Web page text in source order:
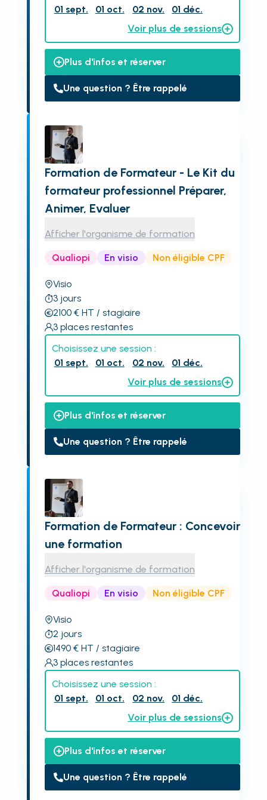
01 sept.
01 oct. 02 nov.
01 déc.
Voir plus de sessions
Plus d'infos et réserver
Une question ? Être rappelé
Formation de Formateur - Le Kit du
formateur professionnel Préparer,
Animer, Evaluer
Afficher l'organisme de formation
Qualiopi En visio Non éligible CPF
Visio
3 jours
2100€ HT / stagiaire
3 places restantes
Choisissez une session :
01 sept.
01 oct. 02 nov.
01 déc.
Voir plus de sessions
Plus d'infos et réserver
Une question ? Être rappelé
Formation de Formateur : Concevoir
une formation
Afficher l'organisme de formation
Qualiopi En visio Non éligible CPF
Visio
2 jours
1490€ HT / stagiaire
3 places restantes
Choisissez une session :
01 sept.
01 oct. 02 nov.
01 déc.
Voir plus de sessions
Plus d'infos et réserver
Une question ? Être rappelé